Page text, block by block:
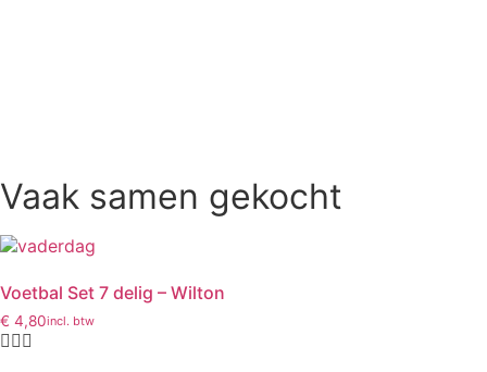
Vaak samen gekocht
Voetbal Set 7 delig – Wilton
€ 4,80incl. btw